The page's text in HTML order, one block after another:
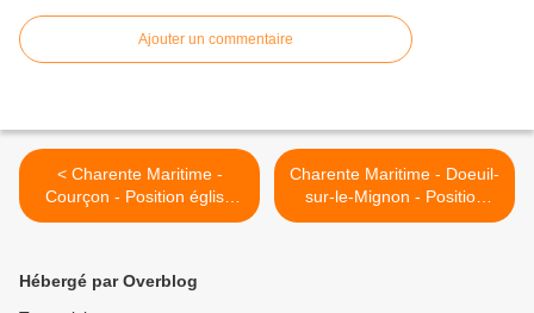
Ajouter un commentaire
< Charente Maritime -
Courçon - Position église
sur carte
Charente Maritime - Doeuil-
sur-le-Mignon - Position
église sur carte >
Hébergé par Overblog